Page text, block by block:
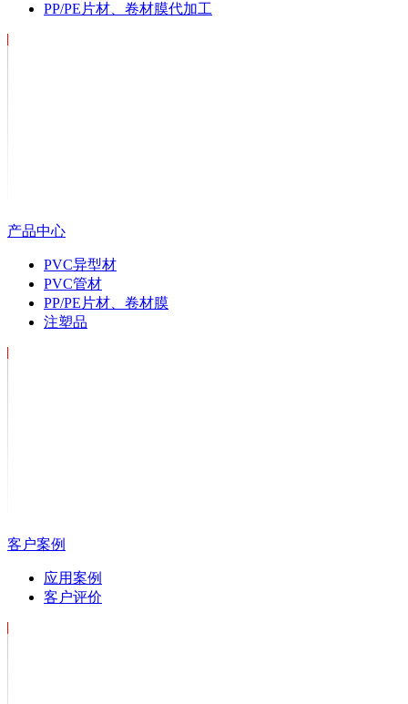
PP/PE片材、卷材膜代加工
产品中心
PVC异型材
PVC管材
PP/PE片材、卷材膜
注塑品
客户案例
应用案例
客户评价